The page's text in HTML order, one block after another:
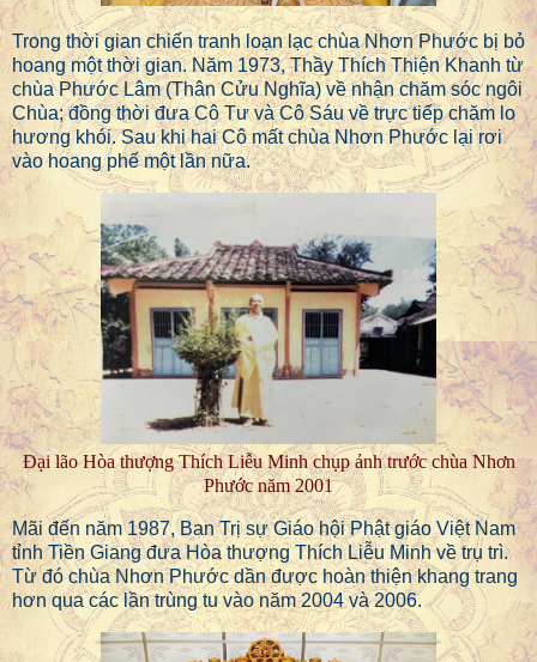
Trong thời gian chiến tranh loạn lạc chùa Nhơn Phước bị bỏ
hoang một thời gian. Năm 1973, Thầy Thích Thiện Khanh từ
chùa Phước Lâm (Thân Cửu Nghĩa) về nhận chăm sóc ngôi
Chùa; đồng thời đưa Cô Tư và Cô Sáu về trực tiếp chăm lo
hương khói. Sau khi hai Cô mất chùa Nhơn Phước lại rơi
vào hoang phế một lần nữa.
Đại lão Hòa thượng Thích Liễu Minh chụp ảnh trước chùa Nhơn
Phước năm 2001
Mãi đến năm 1987, Ban Trị sự Giáo hội Phật giáo Việt Nam
tỉnh Tiền Giang đưa Hòa thượng Thích Liễu Minh về trụ trì.
Từ đó chùa Nhơn Phước dần được hoàn thiện khang trang
hơn qua các lần trùng tu vào năm 2004 và 2006.